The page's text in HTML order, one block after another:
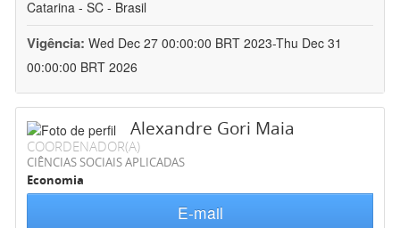
Catarina - SC - Brasil
Vigência: Wed Dec 27 00:00:00 BRT 2023-Thu Dec 31
00:00:00 BRT 2026
Alexandre Gori Maia
COORDENADOR(A)
CIÊNCIAS SOCIAIS APLICADAS
Economia
E-mail